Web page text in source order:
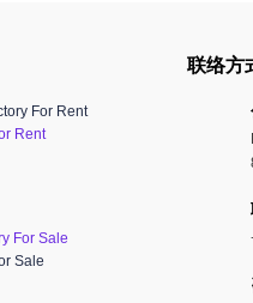
For Rent
Rent
For Sale
Sale
联络方